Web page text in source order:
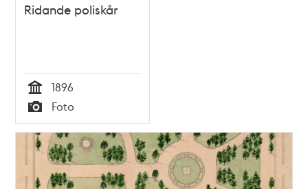
Ridande poliskår
Tid
1896
Typ
Foto